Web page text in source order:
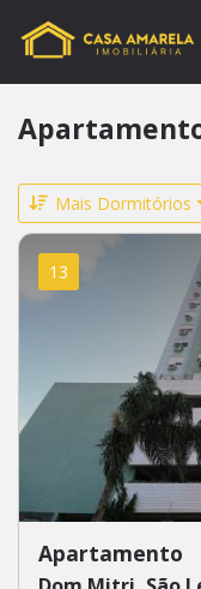
Mais Dormitórios
13
Apartamento